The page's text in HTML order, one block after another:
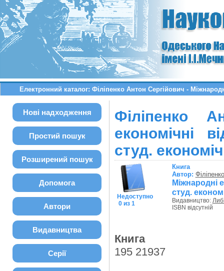
Електронний каталог: Філіпенко Антон Сергійович -
Нові надходження
Простий пошук
Розширений пошук
Допомога
Автори
Видавництва
Серії
Філіпенко
економічні
студ.
Недоступно
0 из 1
Книга
Автор:
Міжнародні
студ.
Видавництво:
ISBN відсутній
Книга
195 21937